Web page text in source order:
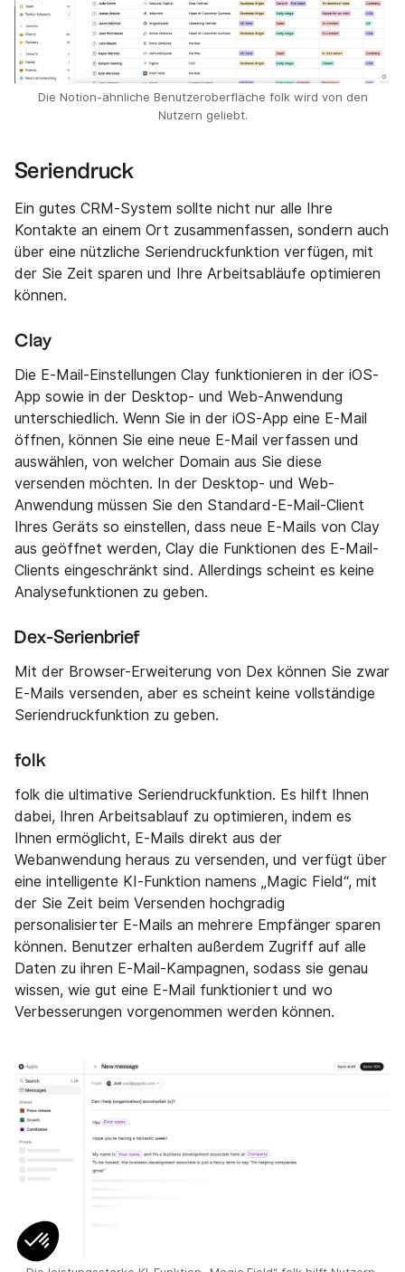
Die Notion-ähnliche Benutzeroberfläche folk wird von den
Nutzern geliebt.
Seriendruck
Ein gutes CRM-System sollte nicht nur alle Ihre
Kontakte an einem Ort zusammenfassen, sondern auch
über eine nützliche Seriendruckfunktion verfügen, mit
der Sie Zeit sparen und Ihre Arbeitsabläufe optimieren
können.
Clay
Die E-Mail-Einstellungen Clay funktionieren in der iOS-
App sowie in der Desktop- und Web-Anwendung
unterschiedlich. Wenn Sie in der iOS-App eine E-Mail
öffnen, können Sie eine neue E-Mail verfassen und
auswählen, von welcher Domain aus Sie diese
versenden möchten. In der Desktop- und Web-
Anwendung müssen Sie den Standard-E-Mail-Client
Ihres Geräts so einstellen, dass neue E-Mails von Clay
aus geöffnet werden, Clay die Funktionen des E-Mail-
Clients eingeschränkt sind. Allerdings scheint es keine
Analysefunktionen zu geben.
Dex-Serienbrief
Mit der Browser-Erweiterung von Dex können Sie zwar
E-Mails versenden, aber es scheint keine vollständige
Seriendruckfunktion zu geben.
folk
folk die ultimative Seriendruckfunktion. Es hilft Ihnen
dabei, Ihren Arbeitsablauf zu optimieren, indem es
Ihnen ermöglicht, E-Mails direkt aus der
Webanwendung heraus zu versenden, und verfügt über
eine intelligente KI-Funktion namens „Magic Field“, mit
der Sie Zeit beim Versenden hochgradig
personalisierter E-Mails an mehrere Empfänger sparen
können. Benutzer erhalten außerdem Zugriff auf alle
Daten zu ihren E-Mail-Kampagnen, sodass sie genau
wissen, wie gut eine E-Mail funktioniert und wo
Verbesserungen vorgenommen werden können.